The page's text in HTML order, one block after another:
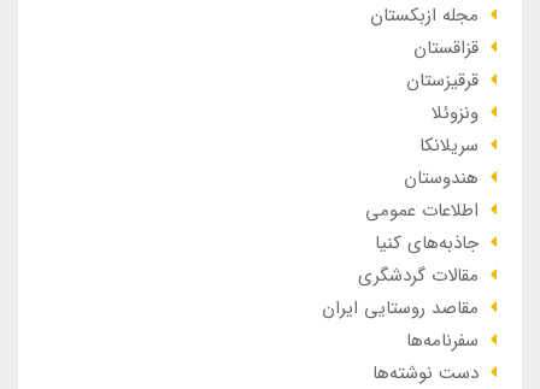
مجله ازبکستان
قزاقستان
قرقیزستان
ونزوئلا
سریلانکا
هندوستان
اطلاعات عمومی
جاذبه‌های کنیا
مقالات گردشگری
مقاصد روستایی ایران
سفرنامه‌ها
دست نوشته‌ها